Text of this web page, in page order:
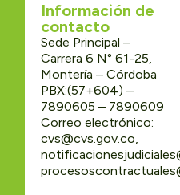
Información de
contacto
Sede Principal –
Carrera 6 N° 61-25,
Montería – Córdoba
PBX:(57+604) –
7890605 – 7890609
Correo electrónico:
cvs@cvs.gov.co,